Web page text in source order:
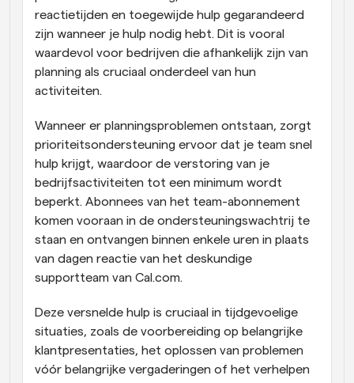
reactietijden en toegewijde hulp gegarandeerd
zijn wanneer je hulp nodig hebt. Dit is vooral
waardevol voor bedrijven die afhankelijk zijn van
planning als cruciaal onderdeel van hun
activiteiten.
Wanneer er planningsproblemen ontstaan, zorgt
prioriteitsondersteuning ervoor dat je team snel
hulp krijgt, waardoor de verstoring van je
bedrijfsactiviteiten tot een minimum wordt
beperkt. Abonnees van het team-abonnement
komen vooraan in de ondersteuningswachtrij te
staan en ontvangen binnen enkele uren in plaats
van dagen reactie van het deskundige
supportteam van Cal.com.
Deze versnelde hulp is cruciaal in tijdgevoelige
situaties, zoals de voorbereiding op belangrijke
klantpresentaties, het oplossen van problemen
vóór belangrijke vergaderingen of het verhelpen